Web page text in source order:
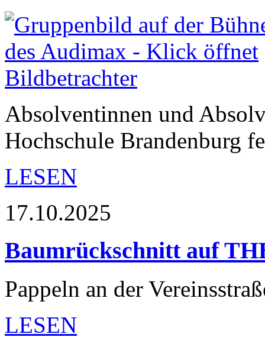
Absolventinnen und
Hochschule Brandenburg
LESEN
17.10.2025
Baumrückschnitt auf
Pappeln an der
LESEN